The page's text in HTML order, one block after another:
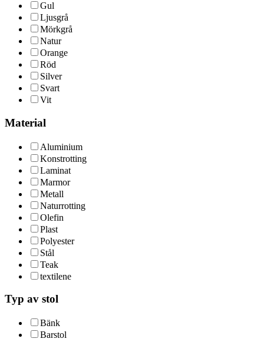
Gul
Ljusgrå
Mörkgrå
Natur
Orange
Röd
Silver
Svart
Vit
Material
Aluminium
Konstrotting
Laminat
Marmor
Metall
Naturrotting
Olefin
Plast
Polyester
Stål
Teak
textilene
Typ av stol
Bänk
Barstol